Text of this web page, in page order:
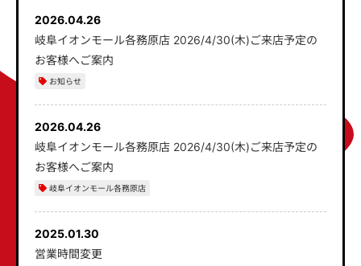
2026.04.26
岐阜イオンモール各務原店 2026/4/30(木)ご来店予定の
お客様へご案内
お知らせ
2026.04.26
岐阜イオンモール各務原店 2026/4/30(木)ご来店予定の
お客様へご案内
岐阜イオンモール各務原店
2025.01.30
営業時間変更